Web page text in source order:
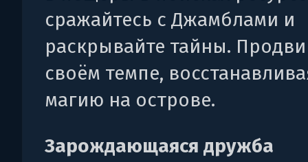
сражайтесь с Джамблами и
раскрывайте тайны.
своём темпе,
магию на острове.
Зарождающаяся дружба